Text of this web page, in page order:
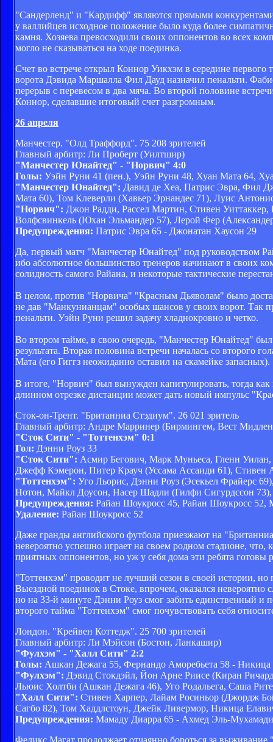
"Сандерленд" и "Кардифф" являются прямыми
у валлийцев исходное положение было куда более
камня. Хозяева превосходили своих оппонентов во всех
могло не сказываться на ходе поединка.
Счет во встрече открыл Коннор Уикхэм в середине
ворота Дэвида Маршалла Фил Дауд назначил пенальти.
перерыв с перевесом в два мяча. Во второй половине
Коннор, сделавшие итоговый счет разгромным.
26 апреля
Манчестер. "Олд Траффорд". 75 208 зрителей
Главный арбитр: Ли Проберт (Уилтшир)
"Манчестер Юнайтед" - "Норвич" 4:0
Голы: Уэйн Руни 41 (пен.), Уэйн Руни 48, Хуан Мата 64,
"Манчестер Юнайтед": Давид де Хеа, Патрис Эвра, Фил
Мата 60), Том Клеверли (Хавьер Эрнандес 71), Луис
"Норвич": Джон Радди, Рассел Мартин, Стивен
Волфсвинкель (Юхан Эльмандер 57), Лерой Фер
Предупреждения: Патрис Эвра 65 - Джонатан Хаусон 29
Да, первый матч "Манчестер Юнайтед" под руководством
ибо абсолютное большинство тренеров начинают в своих
солидность самого Райана, и некоторые тактические
В целом, против "Норвича" "Красным Дьяволам" было
не дав "Манкунианцам" особых шансов у своих ворот. Так
пенальти. Уэйн Руни решил задачу хладнокровно и четко.
Во втором тайме, в свою очередь, "Манчестер Юнайтед" был
результата. Вторая половина встречи началась со второго
Мата (его Гиггз неожиданно оставил на скамейке запасных).
В итоге, "Норвич" был вынужден капитулировать, тогда
длинном отрезке дистанции может дать новый импульс
Сток-он-Трент. "Британниа Стэдиум". 26 021 зритель
Главный арбитр: Андре Марринер (Бирмингем, Вест
"Сток Сити" - "Тоттенхэм" 0:1
Гол: Дэнни Роуз 33
"Сток Сити": Асмир Бегович, Марк Муньеса, Гленн
Джефф Кэмерон, Питер Крауч (Уссама Ассаиди 61), Стивен
"Тоттенхэм": Уго Льорис, Дэнни Роуз (Эсекьел Фрайерс
Нотон, Майкл Доусон, Насер Шадли (Гилфи Сигурдссон
Предупреждения: Райан Шоукросс 45, Райан Шоукросс 52,
Удаление: Райан Шоукросс 52
Даже гранды английского футбола приезжают на
невероятно успешно играет на своем родном стадионе,
приятных оппонентов, но уж у себя дома эти ребята
"Тоттенхэм" проводит не лучший сезон в своей истории,
Выездной поединок в Стоке, впрочем, оказался
но на 33-й минуте Дэнни Роуз смог забить единственный и
второго тайма "Тоттенхэм" смог почувствовать себя
Лондон. "Крейвен Коттедж". 25 700 зрителей
Главный арбитр: Ли Мэйсон (Бостон, Ланкашир)
"Фулхэм" - "Халл Сити" 2:2
Голы: Ашкан Дежага 55, Фернандо Аморебьета 58 -
"Фулхэм": Дэвид Стокдэйл, Йон Арне Риисе (Киран
Льюис Холтби (Ашкан Дежага 46), Уго Родальега, Саша
"Халл Сити": Стивен Харпер, Лайам Росиньор (Джордж
Сагбо 82), Том Хаддлстоун, Джейк Ливермор, Никица
Предупреждения: Мамаду Диарра 65 - Ахмед Эль-
Феликс Магат продолжает отчаянно бороться за